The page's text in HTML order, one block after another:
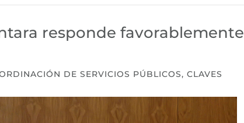
responde favorablemente
DE SERVICIOS PÚBLICOS, CLAVES